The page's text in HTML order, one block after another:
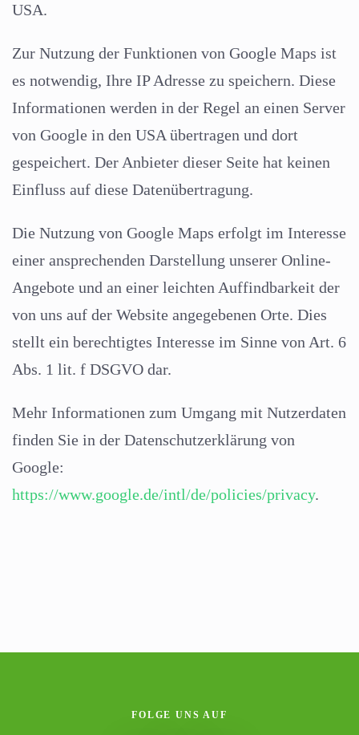
USA.
Zur Nutzung der Funktionen von Google Maps ist
es notwendig, Ihre IP Adresse zu speichern. Diese
Informationen werden in der Regel an einen Server
von Google in den USA übertragen und dort
gespeichert. Der Anbieter dieser Seite hat keinen
Einfluss auf diese Datenübertragung.
Die Nutzung von Google Maps erfolgt im Interesse
einer ansprechenden Darstellung unserer Online-
Angebote und an einer leichten Auffindbarkeit der
von uns auf der Website angegebenen Orte. Dies
stellt ein berechtigtes Interesse im Sinne von Art. 6
Abs. 1 lit. f DSGVO dar.
Mehr Informationen zum Umgang mit Nutzerdaten
finden Sie in der Datenschutzerklärung von
Google:
https://www.google.de/intl/de/policies/privacy.
FOLGE UNS AUF